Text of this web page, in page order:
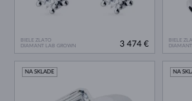
BIELE ZLATO
DIAMANT LAB GROWN
3 474 €
BIELE
NA SKLADE NA